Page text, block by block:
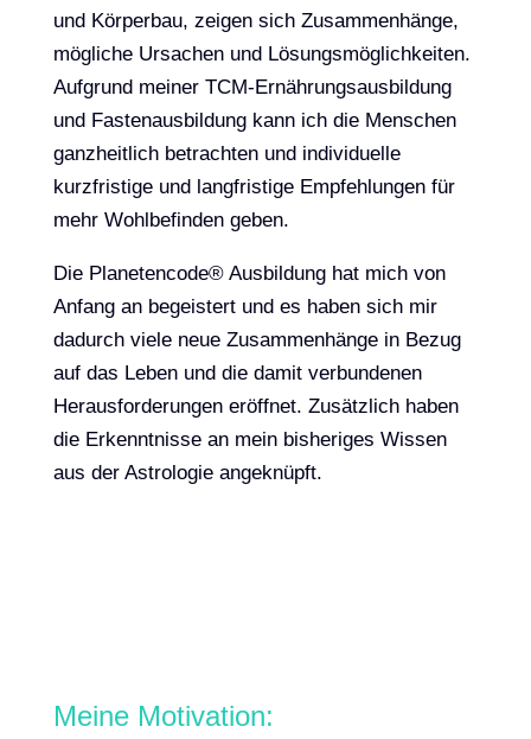
und Körperbau, zeigen sich Zusammenhänge,
mögliche Ursachen und Lösungsmöglichkeiten.
Aufgrund meiner TCM-Ernährungsausbildung
und Fastenausbildung kann ich die Menschen
ganzheitlich betrachten und individuelle
kurzfristige und langfristige Empfehlungen für
mehr Wohlbefinden geben.
Die Planetencode® Ausbildung hat mich von
Anfang an begeistert und es haben sich mir
dadurch viele neue Zusammenhänge in Bezug
auf das Leben und die damit verbundenen
Herausforderungen eröffnet. Zusätzlich haben
die Erkenntnisse an mein bisheriges Wissen
aus der Astrologie angeknüpft.
Meine Motivation: